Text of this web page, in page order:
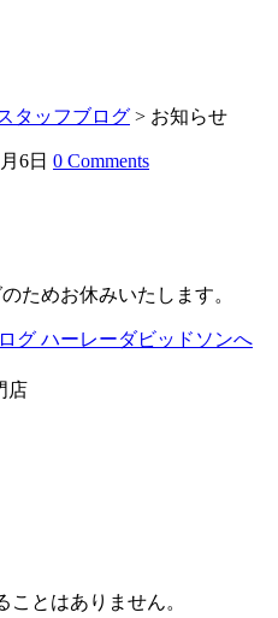
タッフブログ > お知らせ
6日 0 Comments
ためお休みいたします。
店
ことはありません。